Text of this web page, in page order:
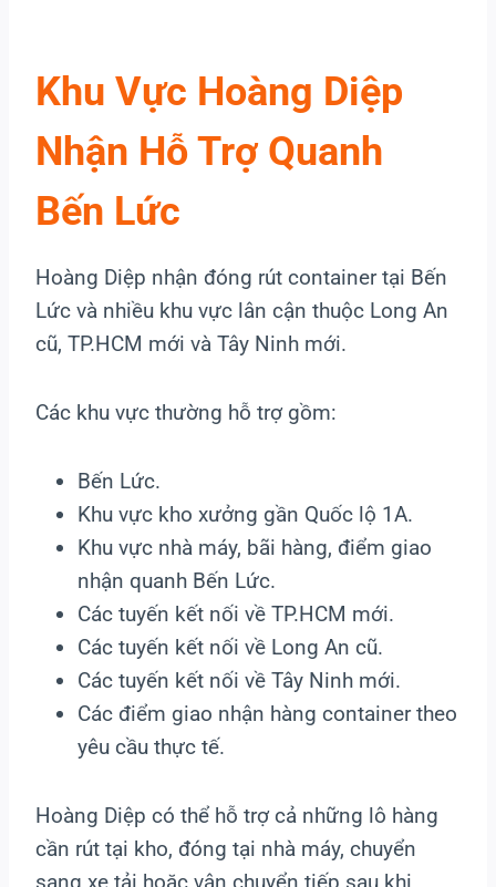
Khu Vực Hoàng Diệp
Nhận Hỗ Trợ Quanh
Bến Lức
Hoàng Diệp nhận đóng rút container tại Bến
Lức và nhiều khu vực lân cận thuộc Long An
cũ, TP.HCM mới và Tây Ninh mới.
Các khu vực thường hỗ trợ gồm:
Bến Lức.
Khu vực kho xưởng gần Quốc lộ 1A.
Khu vực nhà máy, bãi hàng, điểm giao
nhận quanh Bến Lức.
Các tuyến kết nối về TP.HCM mới.
Các tuyến kết nối về Long An cũ.
Các tuyến kết nối về Tây Ninh mới.
Các điểm giao nhận hàng container theo
yêu cầu thực tế.
Hoàng Diệp có thể hỗ trợ cả những lô hàng
cần rút tại kho, đóng tại nhà máy, chuyển